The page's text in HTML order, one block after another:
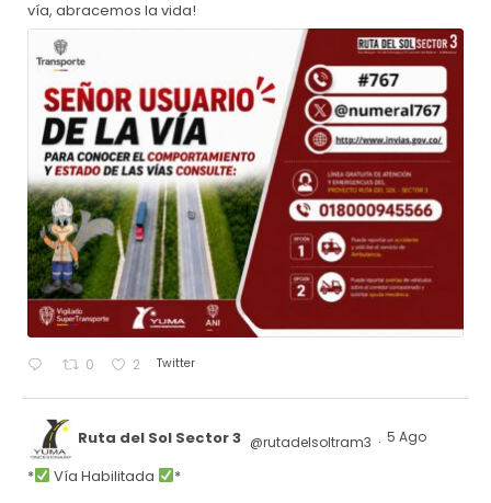
vía, abracemos la vida!
0 2 Twitter
Ruta del Sol Sector 3 @rutadelsoltram3 · 5 Ago
* Vía Habilitada
*